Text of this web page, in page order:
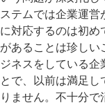
ステムでは企業運
に対応するのは初
があることは珍し
ジネスをしている
とで、以前は満足
りません。不十分